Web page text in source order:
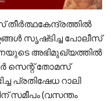
സൃഷ്‌ടിച്ച പോലീസ്
അഭിമുഖ്യത്തിൽ
സെന്റ് തോമസ്
പ്രതിഷേധ റാലി
സമീപം (വസന്തം